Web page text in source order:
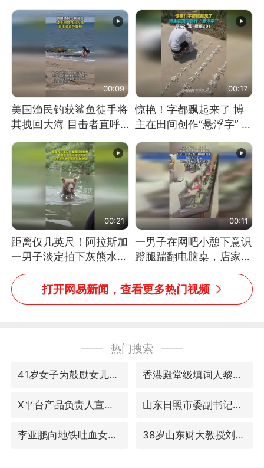
长大：挖了140多朵
顶跳舞。（新京报）
00:09
美国渔民钓获鲨鱼徒手将
其拽回大海 目击者直呼
震惊 （视频来源：参考
00:17
惊艳！字都飘起来了 博
主在田间创作“悬浮字” 网
友：真·裸眼3D！
00:21
距离仅几英尺！阿拉斯加
一男子淡定拍下灰熊水中
捕食鲑鱼全程
00:11
一男子在网吧小憩下意识
蹬腿踹翻电脑桌，店家3
台显示器与机械臂损坏
打开网易新闻，查看更多热门视频
热门搜索
41岁女子为鼓励女儿考上985研究生 香港殿堂级填词人黎彼得因病离世 终年76岁
X平台产品负责人宣布离职 山东日照市委副书记王峰被查
李亚鹏向地铁吐血女孩捐99999元 38岁山东财大教授刘海明逝世